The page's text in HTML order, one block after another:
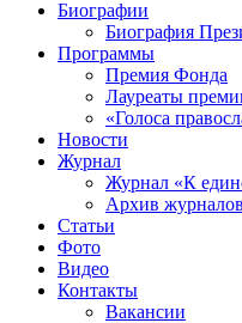
Биографии
Биография
Программы
Премия Фонда
Лауреаты
«Голоса
Новости
Журнал
Журнал «К
Архив журналов
Статьи
Фото
Видео
Контакты
Вакансии